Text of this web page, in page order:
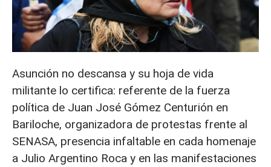
Asunción no descansa y su hoja de vida
militante lo certifica: referente de la fuerza
política de Juan José Gómez Centurión en
Bariloche, organizadora de protestas frente al
SENASA, presencia infaltable en cada homenaje
a Julio Argentino Roca y en las manifestaciones